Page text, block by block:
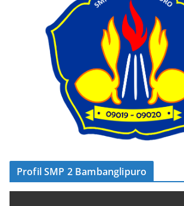
Profil SMP 2 Bambanglipuro